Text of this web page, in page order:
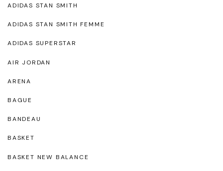
ADIDAS STAN SMITH
ADIDAS STAN SMITH FEMME
ADIDAS SUPERSTAR
AIR JORDAN
ARENA
BAGUE
BANDEAU
BASKET
BASKET NEW BALANCE